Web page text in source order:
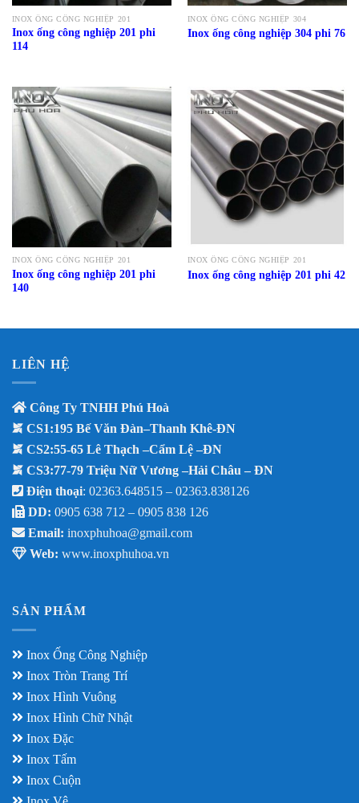
INOX ỐNG CÔNG NGHIỆP 201
Inox ống công nghiệp 201 phi
114
INOX ỐNG CÔNG NGHIỆP 304
Inox ống công nghiệp 304 phi 76
INOX ỐNG CÔNG NGHIỆP 201
Inox ống công nghiệp 201 phi
140
INOX ỐNG CÔNG NGHIỆP 201
Inox ống công nghiệp 201 phi 42
LIÊN HỆ
Công Ty TNHH Phú Hoà
CS1:195 Bế Văn Đàn–Thanh Khê-ĐN
CS2:55-65 Lê Thạch –Cẩm Lệ –ĐN
CS3:77-79 Triệu Nữ Vương –Hải Châu – ĐN
Điện thoại: 02363.648515 – 02363.838126
DD: 0905 638 712 – 0905 838 126
Email: inoxphuhoa@gmail.com
Web: www.inoxphuhoa.vn
SẢN PHẨM
Inox Ống Công Nghiệp
Inox Tròn Trang Trí
Inox Hình Vuông
Inox Hình Chữ Nhật
Inox Đặc
Inox Tấm
Inox Cuộn